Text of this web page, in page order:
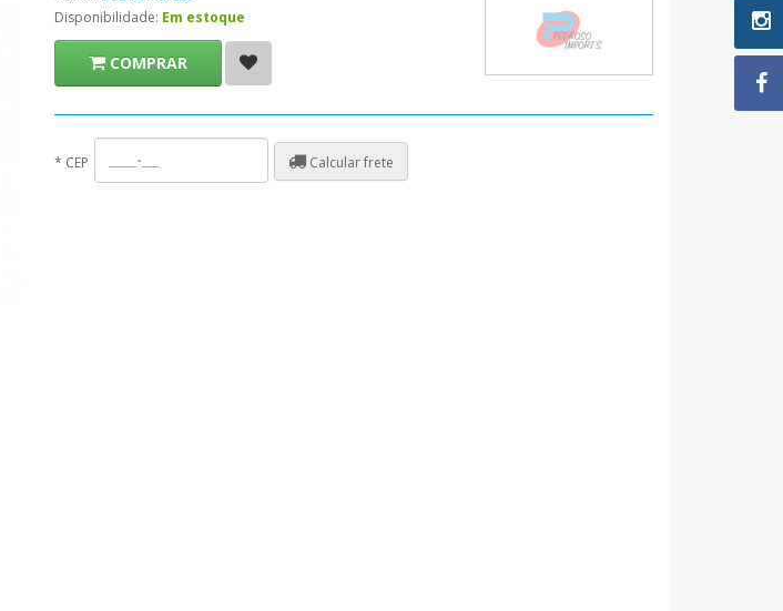
Disponibilidade: Em estoque
COMPRAR
* CEP Calcular frete